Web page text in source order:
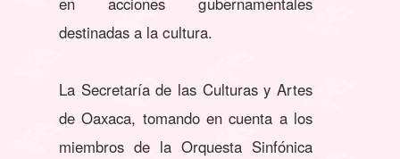
destinadas a la cultura.
La Secretaría de las Culturas y Artes
de Oaxaca, tomando en cuenta a los
miembros de la Orquesta Sinfónica